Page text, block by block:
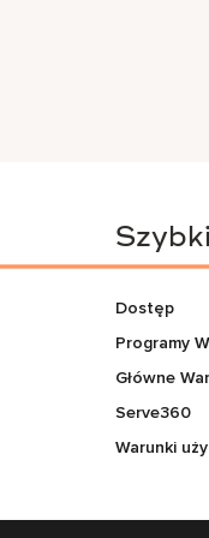
Dostęp
Programy
Główne
Serve360
Warunki